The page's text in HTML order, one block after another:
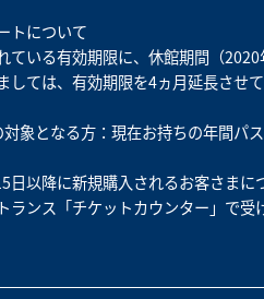
トについて
ている有効期限に、休館期間（
しては、有効期限を4ヵ月延長させ
象となる方：現在お持ちの年間パ
以降に新規購入されるお客さまに
ンス「チケットカウンター」で受